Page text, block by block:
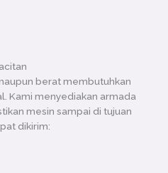
berat membutuhkan
Kami menyediakan armada
mesin sampai di tujuan
dikirim: